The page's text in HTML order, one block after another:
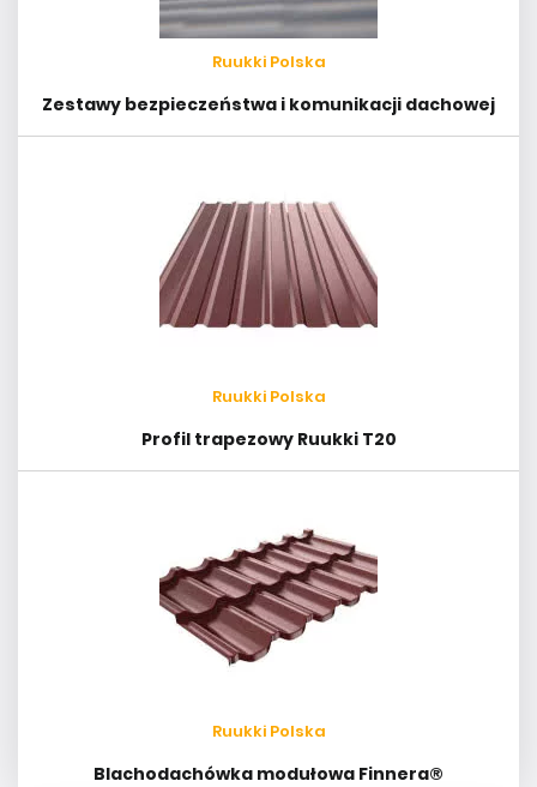
Ruukki Polska
Zestawy bezpieczeństwa i komunikacji dachowej
Ruukki Polska
Profil trapezowy Ruukki T20
Ruukki Polska
Blachodachówka modułowa Finnera®